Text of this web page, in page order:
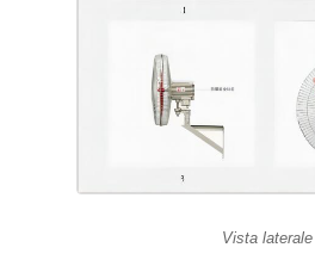
Vista laterale